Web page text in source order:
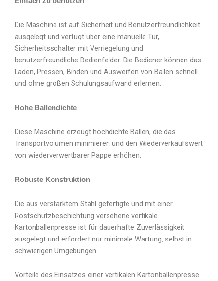
Die Maschine ist auf Sicherheit und Benutzerfreundlichkeit
ausgelegt und verfügt über eine manuelle Tür,
Sicherheitsschalter mit Verriegelung und
benutzerfreundliche Bedienfelder. Die Bediener können das
Laden, Pressen, Binden und Auswerfen von Ballen schnell
und ohne großen Schulungsaufwand erlernen.
Hohe Ballendichte
Diese Maschine erzeugt hochdichte Ballen, die das
Transportvolumen minimieren und den Wiederverkaufswert
von wiederverwertbarer Pappe erhöhen.
Robuste Konstruktion
Die aus verstärktem Stahl gefertigte und mit einer
Rostschutzbeschichtung versehene vertikale
Kartonballenpresse ist für dauerhafte Zuverlässigkeit
ausgelegt und erfordert nur minimale Wartung, selbst in
schwierigen Umgebungen.
Vorteile des Einsatzes einer vertikalen Kartonballenpresse